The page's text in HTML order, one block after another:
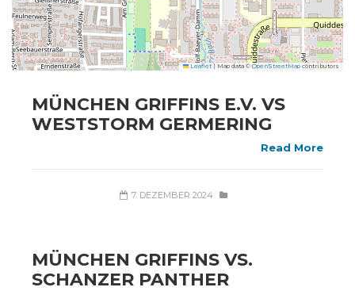
Leaflet Map data ©OpenStreetMap contributors
MÜNCHEN GRIFFINS E.V. VS
WESTSTORM GERMERING
Read More
7. DEZEMBER 2024
MÜNCHEN GRIFFINS VS.
SCHANZER PANTHER